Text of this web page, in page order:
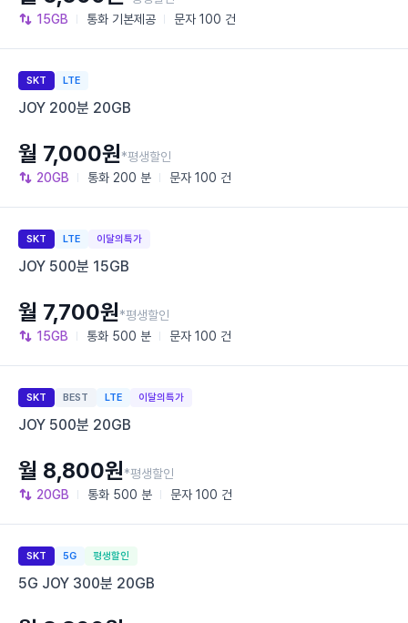
15GB 통화 기본제공 문자 100 건
SKT LTE
JOY 200분 20GB
20GB 통화 200 분 문자 100 건
월 7,000원*평생할인
SKT LTE 이달의특가
JOY 500분 15GB
15GB 통화 500 분 문자 100 건
월 7,700원*평생할인
SKT BEST LTE 이달의특가
JOY 500분 20GB
20GB 통화 500 분 문자 100 건
월 8,800원*평생할인
SKT 5G 평생할인
5G JOY 300분 20GB